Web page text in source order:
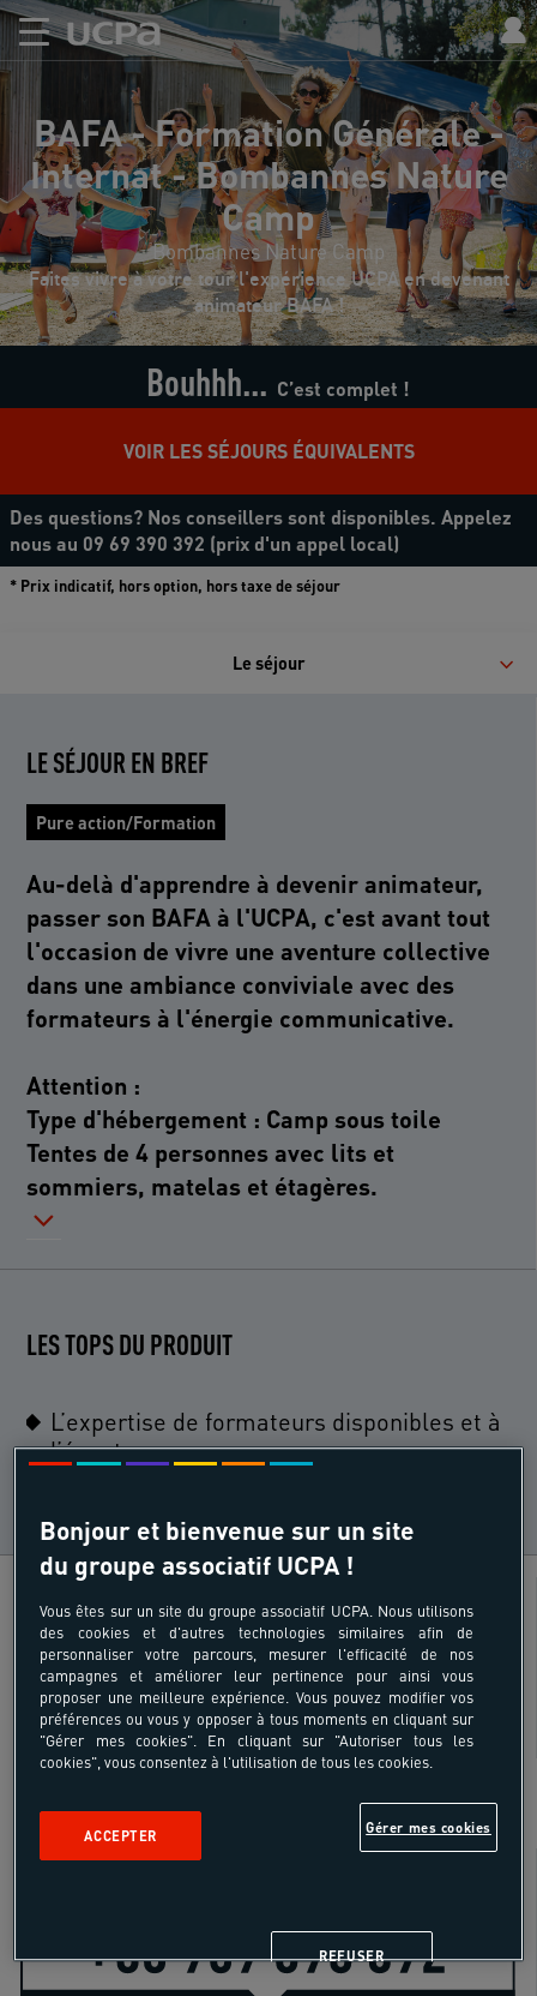
BAFA - Formation Générale -
Internat - Bombannes Nature
Camp
Bombannes Nature Camp
Faites vivre à votre tour l'expérience UCPA en devenant
animateur BAFA !
Bouhhh... C’est complet !
VOIR LES SÉJOURS ÉQUIVALENTS
Des questions? Nos conseillers sont disponibles. Appelez
nous au 09 69 390 392 (prix d'un appel local)
* Prix indicatif, hors option, hors taxe de séjour
Le séjour
LE SÉJOUR EN BREF
Pure action/Formation
Au-delà d'apprendre à devenir animateur,
passer son BAFA à l'UCPA, c'est avant tout
l'occasion de vivre une aventure collective
dans une ambiance conviviale avec des
formateurs à l'énergie communicative.
Attention :
Type d'hébergement : Camp sous toile
Tentes de 4 personnes avec lits et
sommiers, matelas et étagères.
LES TOPS DU PRODUIT
L’expertise de formateurs disponibles et à
l’écoute
SUR SITE
16 - 55 ans
Besoin de conseils ?
Bonjour et bienvenue sur un site
du groupe associatif UCPA !
Vous êtes sur un site du groupe associatif UCPA. Nous utilisons
des cookies et d'autres technologies similaires afin de
personnaliser votre parcours, mesurer l'efficacité de nos
campagnes et améliorer leur pertinence pour ainsi vous
proposer une meilleure expérience. Vous pouvez modifier vos
préférences ou vous y opposer à tous moments en cliquant sur
"Gérer mes cookies". En cliquant sur "Autoriser tous les
cookies", vous consentez à l'utilisation de tous les cookies.
Gérer mes cookies
REFUSER
ACCEPTER